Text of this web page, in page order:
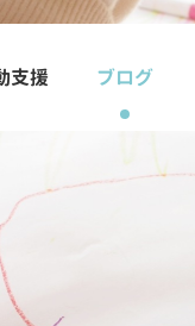
支援 ブログ